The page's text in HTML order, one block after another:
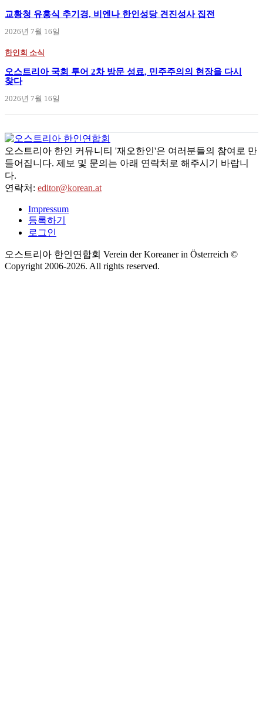
교황청 유흥식 추기경, 비엔나 한인성당 견진성사 집전
2026년 7월 16일
한인회 소식
오스트리아 국회 투어 2차 방문 성료, 민주주의의 현장을 다시
찾다
2026년 7월 16일
오스트리아 한인 커뮤니티 '재오한인'은 여러분들의 참여로 만
들어집니다. 제보 및 문의는 아래 연락처로 해주시기 바랍니
다.
연락처: editor@korean.at
Impressum
등록하기
로그인
오스트리아 한인연합회 Verein der Koreaner in Österreich ©
Copyright 2006-2026. All rights reserved.